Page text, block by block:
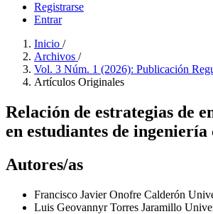
Registrarse
Entrar
Inicio /
Archivos /
Vol. 3 Núm. 1 (2026): Publicación
Artículos Originales
Relación de estrategias de
en estudiantes de
Autores/as
Francisco Javier Onofre Calderón
Luis Geovannyr Torres Jaramillo